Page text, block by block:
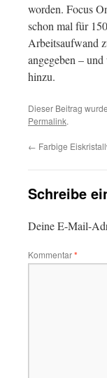
worden. Focus
schon mal für
Arbeitsaufwand
angegeben –
hinzu.
Dieser Beitrag
Permalink.
← Farbige
Schreibe
Deine E-Mail-
Kommentar*